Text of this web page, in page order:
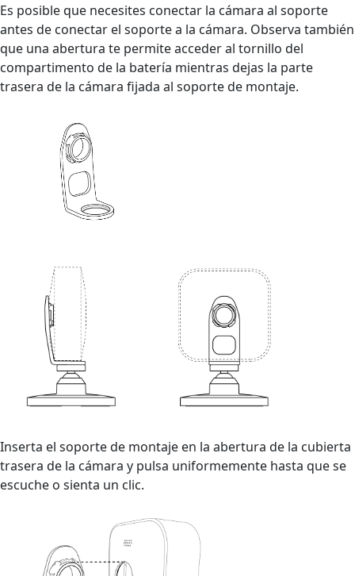
Es posible que necesites conectar la cámara al soporte
antes de conectar el soporte a la cámara. Observa también
que una abertura te permite acceder al tornillo del
compartimento de la batería mientras dejas la parte
trasera de la cámara fijada al soporte de montaje.
Inserta el soporte de montaje en la abertura de la cubierta
trasera de la cámara y pulsa uniformemente hasta que se
escuche o sienta un clic.